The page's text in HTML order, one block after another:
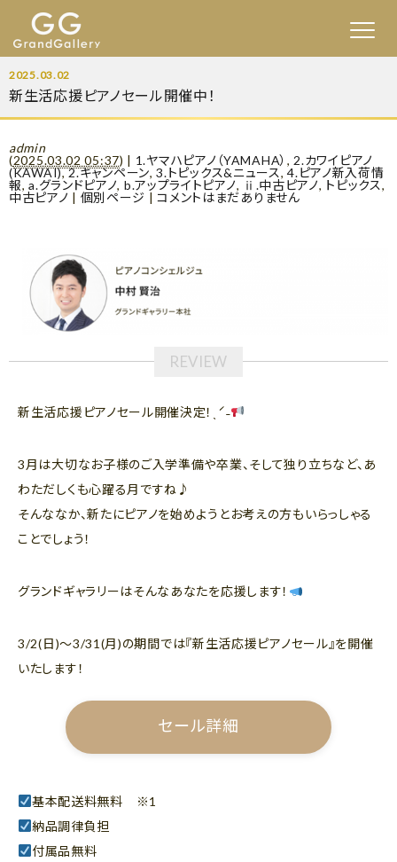
2025.03.02
新生活応援ピアノセール開催中！
admin
(2025.03.02 05:37) | 1.ヤマハピアノ（YAMAHA） , 2.カワイピアノ
(KAWAI),2.キャンペーン,3.トピックス&ニュース,4.ピアノ新入荷情
報,a.グランドピアノ, b.アップライトピアノ, ⅱ.中古ピアノ, トピックス,
中古ピアノ | 個別ページ |コメントはまだありません
新生活応援ピアノセール開催決定！ˎˊ˗
3月は大切なお子様のご入学準備や卒業、そして独り立ちなど、あ
わただしくも心躍る月ですね♪
そんななか、新たにピアノを始めようとお考えの方もいらっしゃる
ことでしょう！
グランドギャラリーはそんなあなたを応援します！
3/2(日)～3/31(月)の期間では『新生活応援ピアノセール』を開催
いたします！
セール詳細
基本配送料無料 ※1
納品調律負担
付属品無料